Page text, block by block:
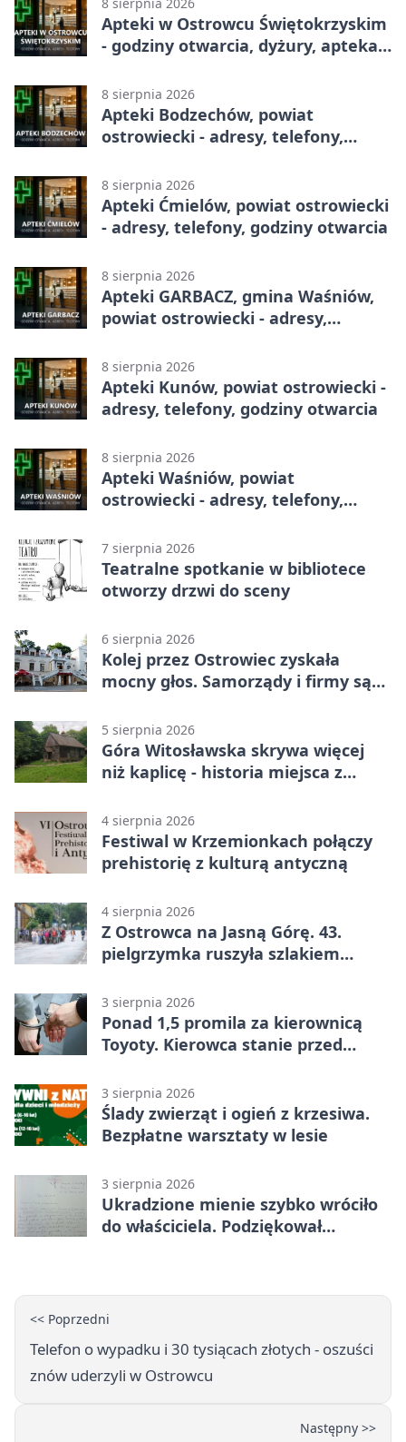
Apteki w Ostrowcu Świętokrzyskim
- godziny otwarcia, dyżury, apteka
8 sierpnia 2026
Apteki Bodzechów, powiat
ostrowiecki - adresy, telefony,
8 sierpnia 2026
Apteki Ćmielów, powiat ostrowiecki
- adresy, telefony, godziny otwarcia
8 sierpnia 2026
Apteki GARBACZ, gmina Waśniów,
powiat ostrowiecki - adresy,
8 sierpnia 2026
Apteki Kunów, powiat ostrowiecki -
adresy, telefony, godziny otwarcia
8 sierpnia 2026
Apteki Waśniów, powiat
ostrowiecki - adresy, telefony,
7 sierpnia 2026
Teatralne spotkanie w bibliotece
otworzy drzwi do sceny
6 sierpnia 2026
Kolej przez Ostrowiec zyskała
mocny głos. Samorządy i firmy są
5 sierpnia 2026
Góra Witosławska skrywa więcej
niż kaplicę - historia miejsca z
4 sierpnia 2026
Festiwal w Krzemionkach połączy
prehistorię z kulturą antyczną
4 sierpnia 2026
Z Ostrowca na Jasną Górę. 43.
pielgrzymka ruszyła szlakiem
3 sierpnia 2026
Ponad 1,5 promila za kierownicą
Toyoty. Kierowca stanie przed
3 sierpnia 2026
Ślady zwierząt i ogień z krzesiwa.
Bezpłatne warsztaty w lesie
3 sierpnia 2026
Ukradzione mienie szybko wróciło
do właściciela. Podziękował
<< Poprzedni
Telefon o wypadku i 30 tysiącach złotych - oszuści
znów uderzyli w Ostrowcu
Następny >>